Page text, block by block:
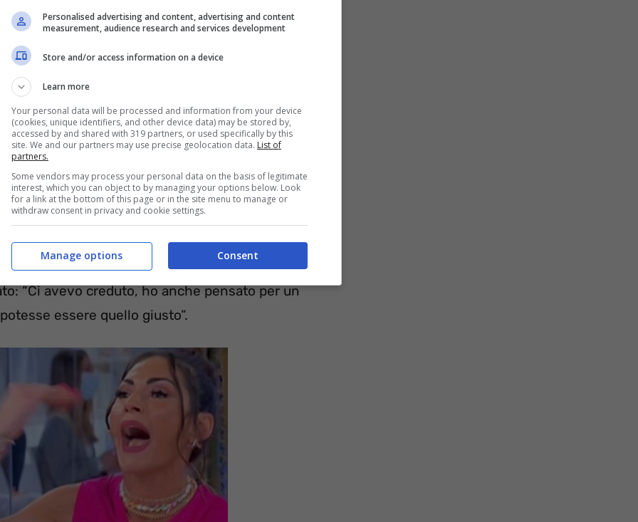
del salernitano, il quale con un dietrofront
Platano ed ha ammesso di non aver mai
di lontananza. I due hanno ripreso a
siano oggi una coppia. La delusione della
che quasi in lacrime, rivolgendosi alla
“Ci avevo creduto, ho anche pensato per un
essere quello giusto”.
Personalised advertising and content, advertising and content
measurement, audience research and services development
Store and/or access information on a device
Learn more
Your personal data will be processed and information from your device
(cookies, unique identifiers, and other device data) may be stored by,
accessed by and shared with 319 partners, or used specifically by this
site. We and our partners may use precise geolocation data. List of
partners.
Some vendors may process your personal data on the basis of legitimate
interest, which you can object to by managing your options below. Look
for a link at the bottom of this page or in the site menu to manage or
withdraw consent in privacy and cookie settings.
Consent
Manage options